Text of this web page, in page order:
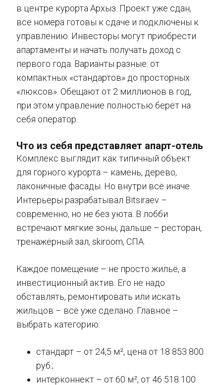
в центре курорта Архыз. Проект уже сдан,
все номера готовы к сдаче и подключены к
управлению. Инвесторы могут приобрести
апартаменты и начать получать доход с
первого года. Варианты разные: от
компактных «стандартов» до просторных
«люксов». Обещают от 2 миллионов в год,
при этом управление полностью берёт на
себя оператор.
Что из себя представляет апарт-отель
Комплекс выглядит как типичный объект
для горного курорта – камень, дерево,
лаконичные фасады. Но внутри всё иначе.
Интерьеры разрабатывал Bitsiraev –
современно, но не без уюта. В лобби
встречают мягкие зоны, дальше – ресторан,
тренажёрный зал, skiroom, СПА.
Каждое помещение – не просто жильё, а
инвестиционный актив. Его не надо
обставлять, ремонтировать или искать
жильцов – всё уже сделано. Главное –
выбрать категорию:
стандарт – от 24,5 м², цена от 18 853 800
руб.;
интерконнект – от 60 м², от 46 518 100